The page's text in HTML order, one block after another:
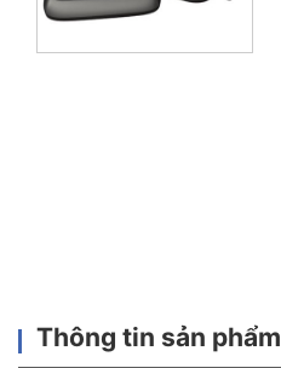
Thông tin sản phẩm